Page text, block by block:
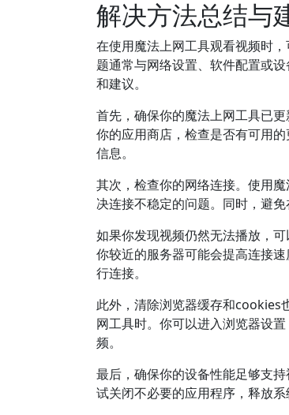
解决方法总结与
在使用魔法上网工具观看视频时
题通常与网络设置、软件配置或
和建议。
首先，确保你的魔法上网工具已
你的应用商店，检查是否有可用
信息。
其次，检查你的网络连接。使用
决连接不稳定的问题。同时，避
如果你发现视频仍然无法播放，
你较近的服务器可能会提高连接
行连接。
此外，清除浏览器缓存和cookies
网工具时。你可以进入浏览器设
频。
最后，确保你的设备性能足够支
试关闭不必要的应用程序，释放